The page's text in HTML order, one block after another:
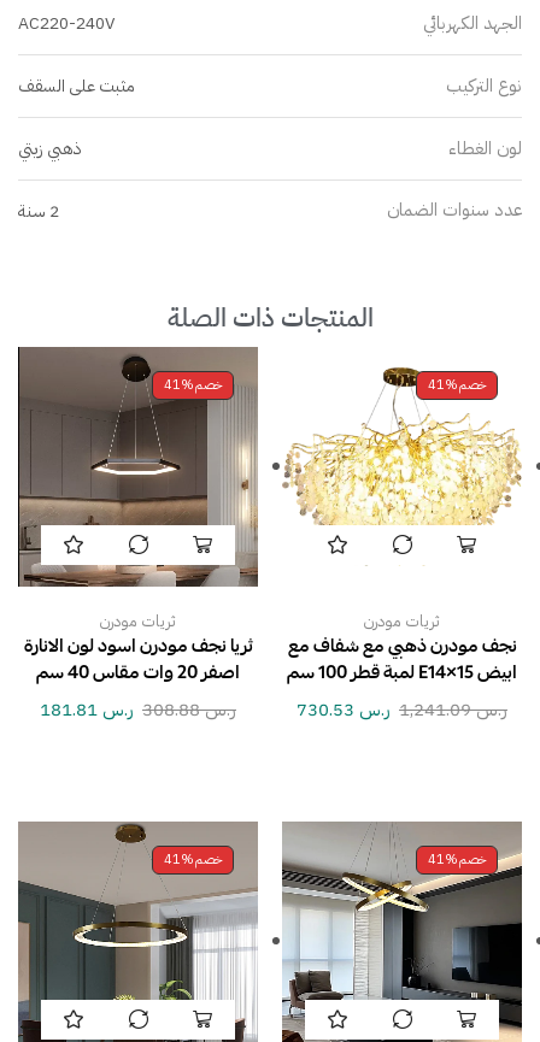
الجهد الكهربائي AC220-240V
نوع التركيب مثبت على السقف
لون الغطاء ذهبي زيتي
عدد سنوات الضمان 2 سنة
المنتجات ذات الصلة
خصم41%
ثريات مودرن
نجف مودرن ذهبي مع شفاف مع
ابيض E14×15 لمبة قطر 100 سم
ر.س1,241.09 ر.س
خصم41%
ثريات مودرن
ثريا نجف مودرن اسود لون الانارة
اصفر 20 وات مقاس 40 سم
ر.س308.88 ر.س
خصم41% خصم41%